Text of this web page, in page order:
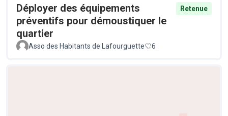
Déployer des équipements
préventifs pour démoustiquer le
quartier
Retenue
Asso des Habitants de Lafourguette 6